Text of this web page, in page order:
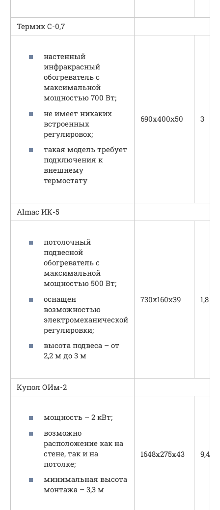
Термик С-0,7
настенный
инфракрасный
обогреватель с
максимальной
мощностью 700 Вт;
не имеет никаких
встроенных
регулировок;
такая модель требует
подключения к
внешнему
термостату
690х400х50 3
Almac ИК-5
потолочный
подвесной
обогреватель с
максимальной
мощностью 500 Вт;
оснащен
возможностью
электромеханической
регулировки;
высота подвеса – от
2,2 м до 3 м
730х160х39 1,8
Купол ОИм-2
мощность – 2 кВт;
возможно
расположение как на
стене, так и на
потолке;
минимальная высота
монтажа – 3,3 м
1648х275х43 9,4